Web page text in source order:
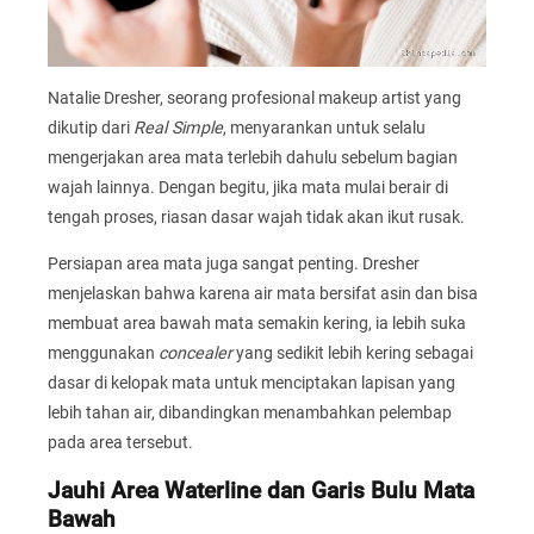
Natalie Dresher, seorang profesional makeup artist yang
dikutip dari Real Simple, menyarankan untuk selalu
mengerjakan area mata terlebih dahulu sebelum bagian
wajah lainnya. Dengan begitu, jika mata mulai berair di
tengah proses, riasan dasar wajah tidak akan ikut rusak.
Persiapan area mata juga sangat penting. Dresher
menjelaskan bahwa karena air mata bersifat asin dan bisa
membuat area bawah mata semakin kering, ia lebih suka
menggunakan concealeryang sedikit lebih kering sebagai
dasar di kelopak mata untuk menciptakan lapisan yang
lebih tahan air, dibandingkan menambahkan pelembap
pada area tersebut.
Jauhi Area Waterline dan Garis Bulu Mata
Bawah